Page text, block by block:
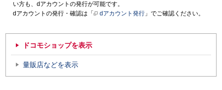
い方も、dアカウントの発行が可能です。
dアカウントの発行・確認は「
dアカウント発行 」でご確認ください。
ドコモショップを表示
量販店などを表示